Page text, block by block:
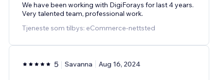
We have been working with DigiForays for last 4 years.
Very talented team, professional work.
Tjeneste som tilbys: eCommerce-nettsted
5 Savanna Aug 16, 2024